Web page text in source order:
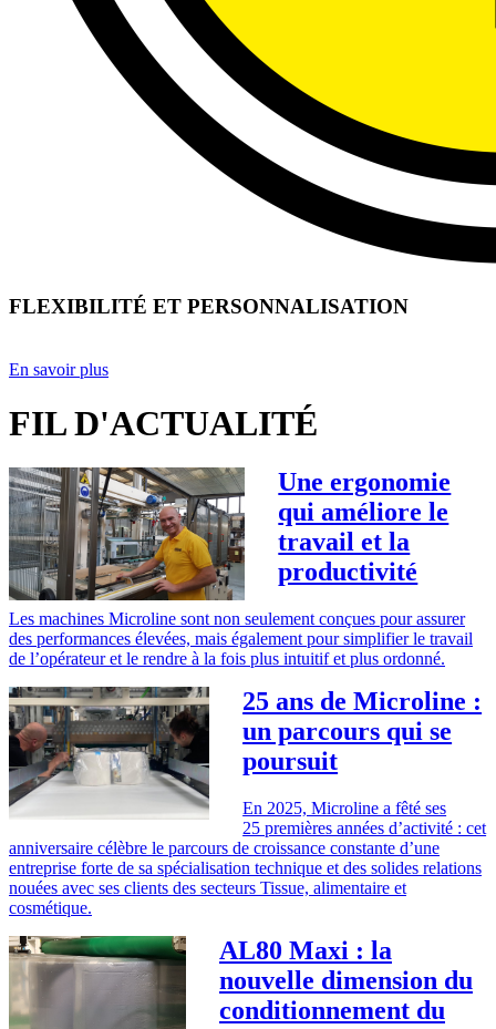
FLEXIBILITÉ ET PERSONNALISATION
En savoir plus
FIL D'ACTUALITÉ
Une ergonomie
qui améliore le
travail et la
productivité
Les machines Microline sont non seulement conçues pour assurer
des performances élevées, mais également pour simplifier le travail
de l’opérateur et le rendre à la fois plus intuitif et plus ordonné.
25 ans de Microline :
un parcours qui se
poursuit
En 2025, Microline a fêté ses
25 premières années d’activité : cet
anniversaire célèbre le parcours de croissance constante d’une
entreprise forte de sa spécialisation technique et des solides relations
nouées avec ses clients des secteurs Tissue, alimentaire et
cosmétique.
AL80 Maxi : la
nouvelle dimension du
conditionnement du